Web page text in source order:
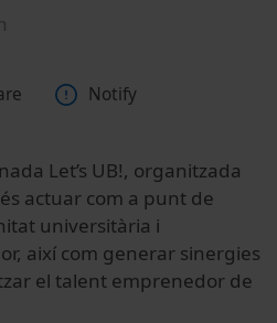
Notify
Let’s UB!, organitzada
actuar com a punt de
universitària i
així com generar sinergies
el talent emprenedor de